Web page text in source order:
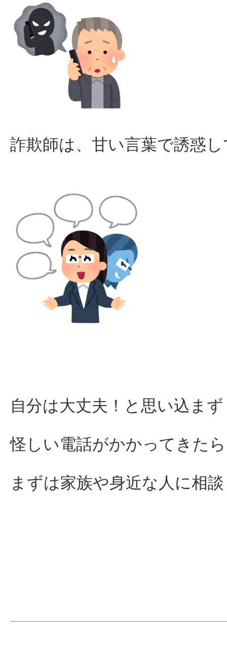
詐欺師は、甘い言葉で誘惑
自分は大丈夫！と思い込まず
怪しい電話がかかってきた
まずは家族や身近な人に相